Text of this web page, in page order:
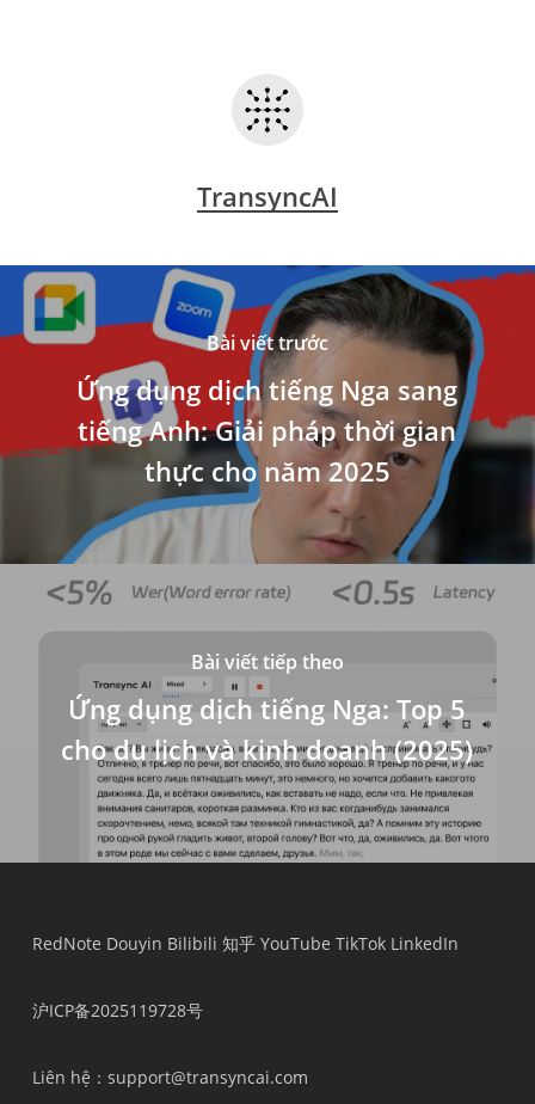
TransyncAI
Bài viết trước
Ứng dụng dịch tiếng Nga sang
tiếng Anh: Giải pháp thời gian
thực cho năm 2025
Bài viết tiếp theo
Ứng dụng dịch tiếng Nga: Top 5
cho du lịch và kinh doanh (2025)
RedNote Douyin Bilibili 知乎 YouTube TikTok LinkedIn
沪ICP备2025119728号
Liên hệ ：support@transyncai.com